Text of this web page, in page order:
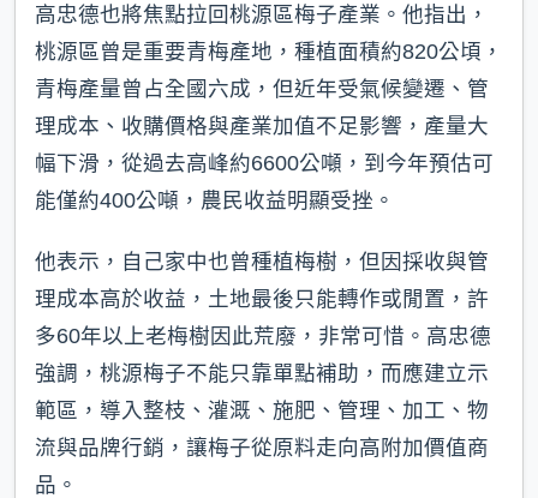
高忠德也將焦點拉回桃源區梅子產業。他指出，
桃源區曾是重要青梅產地，種植面積約820公頃，
青梅產量曾占全國六成，但近年受氣候變遷、管
理成本、收購價格與產業加值不足影響，產量大
幅下滑，從過去高峰約6600公噸，到今年預估可
能僅約400公噸，農民收益明顯受挫。
他表示，自己家中也曾種植梅樹，但因採收與管
理成本高於收益，土地最後只能轉作或閒置，許
多60年以上老梅樹因此荒廢，非常可惜。高忠德
強調，桃源梅子不能只靠單點補助，而應建立示
範區，導入整枝、灌溉、施肥、管理、加工、物
流與品牌行銷，讓梅子從原料走向高附加價值商
品。